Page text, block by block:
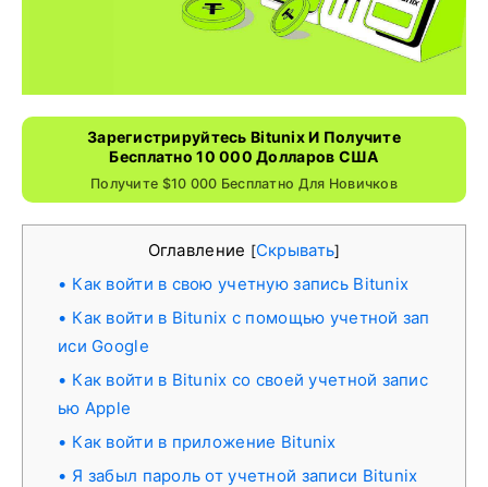
Зарегистрируйтесь Bitunix И Получите
Бесплатно 10 000 Долларов США
Получите $10 000 Бесплатно Для Новичков
Оглавление [Скрывать]
Как войти в свою учетную запись Bitunix
Как войти в Bitunix с помощью учетной зап
иси Google
Как войти в Bitunix со своей учетной запис
ью Apple
Как войти в приложение Bitunix
Я забыл пароль от учетной записи Bitunix